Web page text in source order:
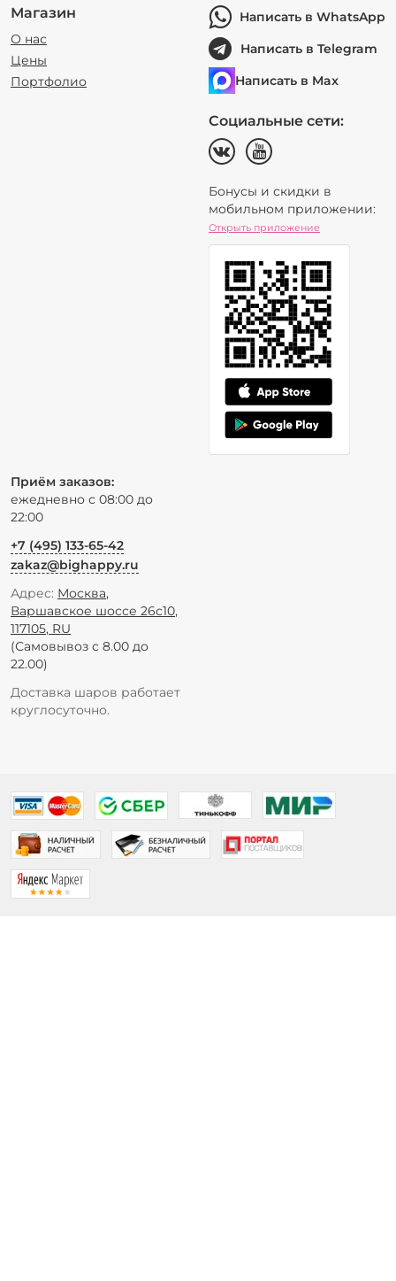
Магазин
О нас
Цены
Портфолио
Написать в WhatsApp
Написать в Telegram
Написать в Max
Социальные сети:
Бонусы и скидки в
мобильном приложении:
Открыть приложение
Приём заказов:
ежедневно с 08:00 до
22:00
+7 (495) 133-65-42
zakaz@bighappy.ru
Адрес: Москва,
Варшавское шоссе 26с10,
117105, RU
(Самовывоз с 8.00 до
22.00)
Доставка шаров работает
круглосуточно.